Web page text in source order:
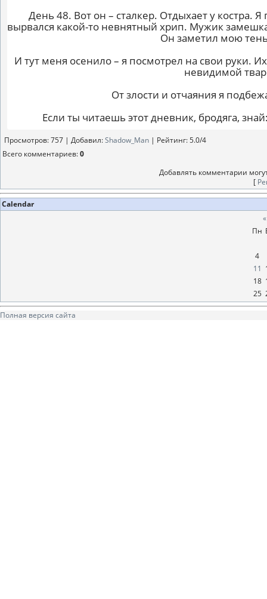
День 48. Вот он – сталкер. Отдыхает у костра.
вырвался какой-то невнятный хрип. Мужик
Он заметил мою
И тут меня осенило – я посмотрел на свои руки.
невидимой
От злости и отчаяния я
Если ты читаешь этот дневник, бродяга,
Просмотров: 757 | Добавил:Shadow_Man | Рейтинг:5.0/4
Всего комментариев:0
Добавлять комментарии
[
Calendar
«
Пн
4
11
18
25
Полная версия сайта